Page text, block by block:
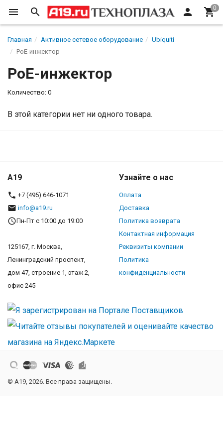
Главная Активное сетевое оборудование
Ubiquiti
PoE-инжектор
PoE-инжектор
Количество: 0
В этой категории нет ни одного товара.
A19
+7 (495) 646-1071
info@a19.ru
Пн-Пт с 10:00 до 19:00
125167, г. Москва,
Ленинградский проспект,
дом 47, строение 1, этаж 2,
офис 245
Узнайте о нас
Оплата
Доставка
Политика возврата
Контактная информация
Реквизиты компании
Политика
конфиденциальности
© A19, 2026. Все права защищены.